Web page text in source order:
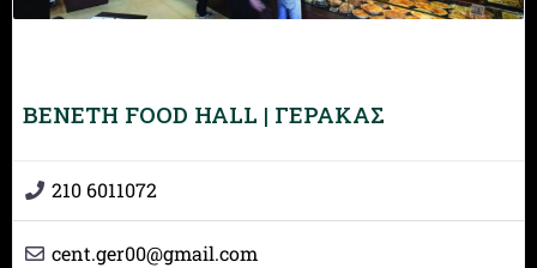
BENETH FOOD HALL | ΓΕΡΑΚΑΣ
210 6011072
cent.ger00@gmail.com